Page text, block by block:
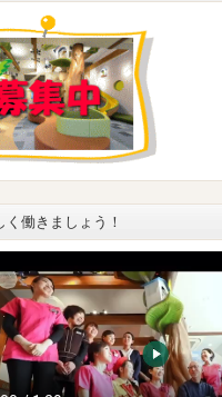
く働きましょう！